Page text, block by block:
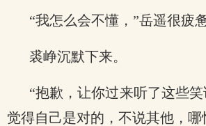
“我怎么会不懂，”岳遥很疲
裘峥沉默下来。
“抱歉，让你过来听了这些
觉得自己是对的，不说其他，